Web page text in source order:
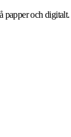
papper och digitalt.